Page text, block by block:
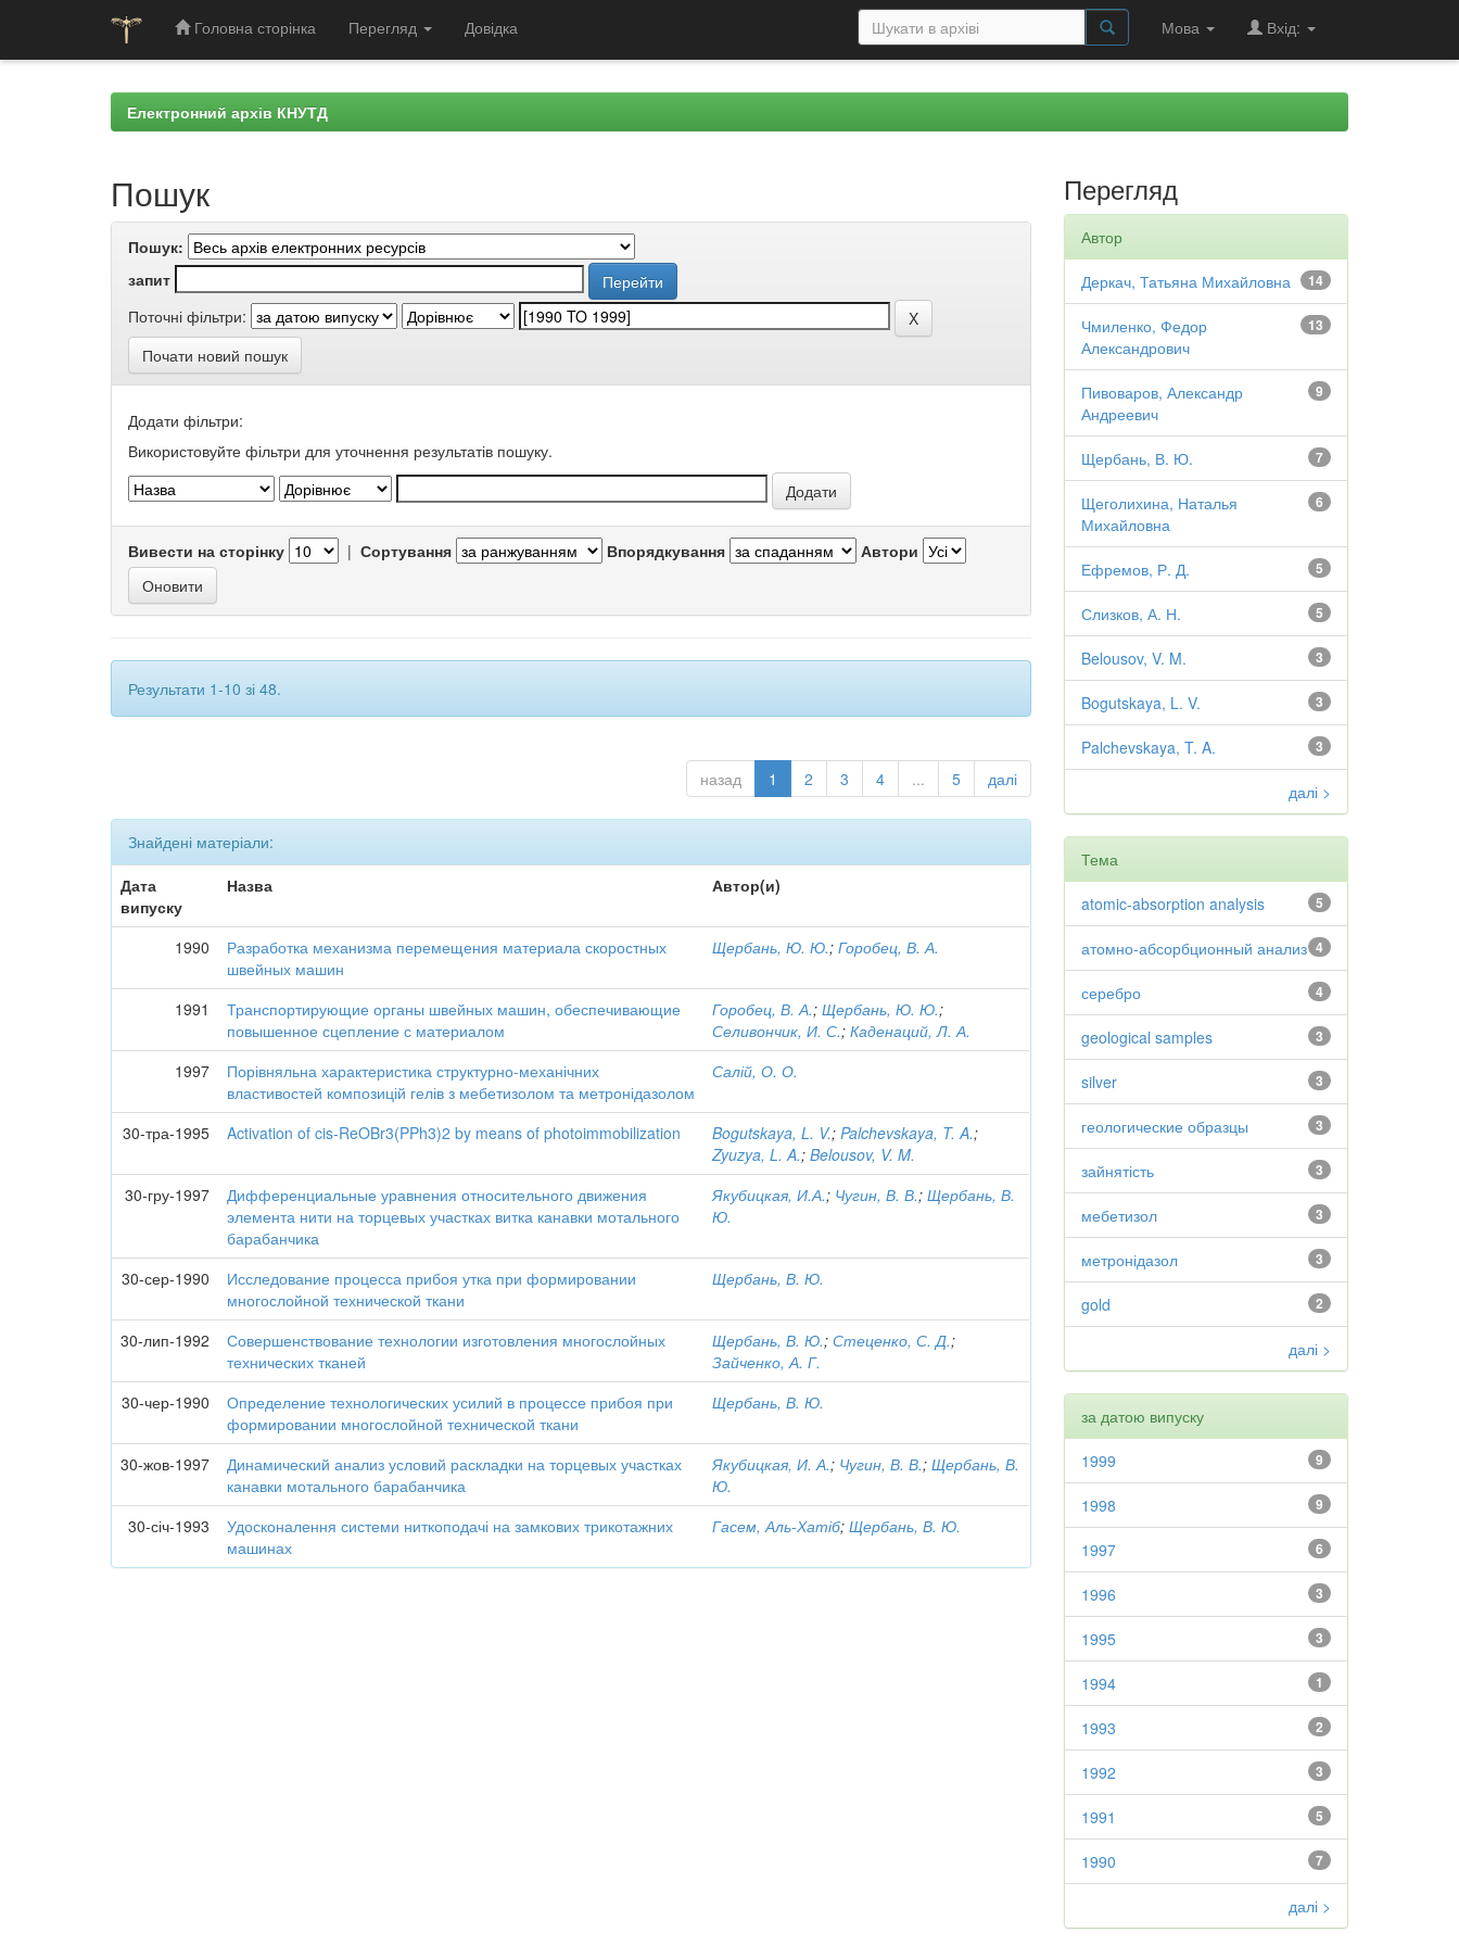
Головна сторінка Перегляд Довідка Мова Вхід:
Електронний архів КНУТД
Пошук
Пошук:
запит
Поточні фільтри:
Почати новий пошук
Додати фільтри:
Використовуйте фільтри для уточнення результатів пошуку.
Вивести на сторінку | Сортування Впорядкування Автори
Результати 1-10 зі 48.
назад 1 2 3 4 ... 5 далі
Знайдені матеріали:
Дата
випуску
Назва Автор(и)
1990
Разработка механизма перемещения материала скоростных
швейных машин
Щербань, Ю. Ю.;Горобец, В. А.
1991
Транспортирующие органы швейных машин, обеспечивающие
повышенное сцепление с материалом
Горобец, В. А.;Щербань, Ю. Ю.;
Селивончик, И. С.;Каденаций, Л. А.
1997
Порівняльна характеристика структурно-механічних
властивостей композицій гелів з мебетизолом та метронідазолом
Салій, О. О.
30-тра-1995 Activation of cis-ReOBr3(PPh3)2 by means of photoimmobilization Bogutskaya, L. V.;Palchevskaya, T. A.;
Zyuzya, L. A.;Belousov, V. M.
30-гру-1997
Дифференциальные уравнения относительного движения
элемента нити на торцевых участках витка канавки мотального
барабанчика
Якубицкая, И.А.; Чугин, В. В.;Щербань, В.
Ю.
30-сер-1990
Исследование процесса прибоя утка при формировании
многослойной технической ткани
Щербань, В. Ю.
30-лип-1992
Совершенствование технологии изготовления многослойных
технических тканей
Щербань, В. Ю.;Стеценко, С. Д.;
Зайченко, А. Г.
30-чер-1990
Определение технологических усилий в процессе прибоя при
формировании многослойной технической ткани
Щербань, В. Ю.
30-жов-1997
Динамический анализ условий раскладки на торцевых участках
канавки мотального барабанчика
Якубицкая, И. А.; Чугин, В. В.;Щербань, В.
Ю.
30-січ-1993
Удосконалення системи ниткоподачі на замкових трикотажних
машинах
Гасем, Аль-Хатіб;Щербань, В. Ю.
Перегляд
Автор
14
Деркач, Татьяна Михайловна
13
Чмиленко, Федор
Александрович
9
Пивоваров, Александр
Андреевич
7
Щербань, В. Ю.
6
Щеголихина, Наталья
Михайловна
5
Ефремов, Р. Д.
5
Слизков, А. Н.
3
Belousov, V. M.
3
Bogutskaya, L. V.
3
Palchevskaya, T. A.
далі >
Тема
5
atomic-absorption analysis
4
атомно-абсорбционный анализ
4
серебро
3
geological samples
3
silver
3
геологические образцы
3
зайнятість
3
мебетизол
3
метронідазол
2
gold
далі >
за датою випуску
9
1999
9
1998
6
1997
3
1996
3
1995
1
1994
2
1993
3
1992
5
1991
7
1990
далі >